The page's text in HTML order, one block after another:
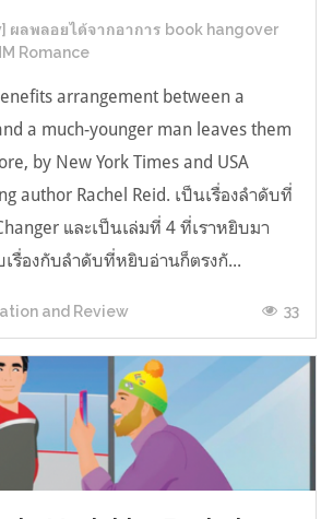
ผลพลอยได้จากอาการ book hangover
Romance
arrangement between a
a much-younger man leaves them
by New York Times and USA
author Rachel Reid. เป็นเรื่องลำดับที่
และเป็นเล่มที่ 4 ที่เราหยิบมา
รื่องกับลำดับที่หยิบอ่านก็ตรงกั...
and Review 33